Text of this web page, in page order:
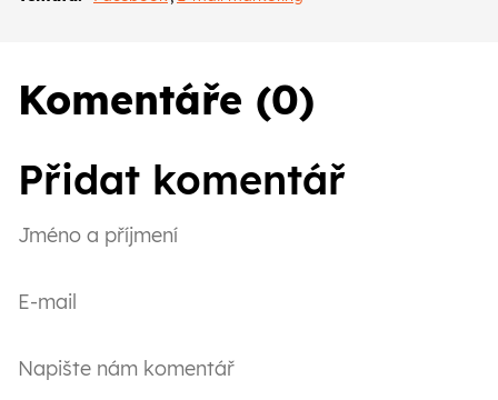
Komentáře (0)
Přidat komentář